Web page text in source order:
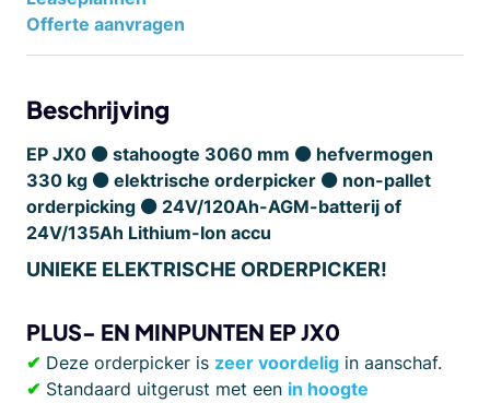
Offerte aanvragen
Beschrijving
EP JX0 ⚫ stahoogte 3060 mm ⚫ hefvermogen
330 kg ⚫ elektrische orderpicker ⚫ non-pallet
orderpicking ⚫ 24V/120Ah-AGM-batterij of
24V/135Ah Lithium-Ion accu
UNIEKE ELEKTRISCHE ORDERPICKER!
PLUS- EN MINPUNTEN EP JX0
✔ Deze orderpicker is zeer voordelig in aanschaf.
✔ Standaard uitgerust met een in hoogte